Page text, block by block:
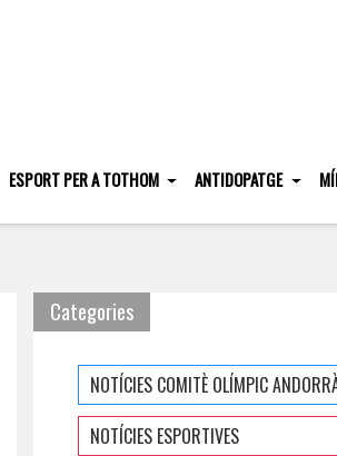
ESPORT PER A TOTHOM ANTIDOPATGE
Categories
NOTÍCIES COMITÈ OLÍMPIC
NOTÍCIES ESPORTIVES